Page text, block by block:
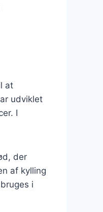
at
udviklet
I
der
af kylling
i